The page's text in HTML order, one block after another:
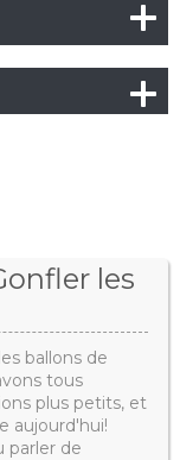
les
ballons de
tous
plus petits, et
aujourd'hui!
parler de